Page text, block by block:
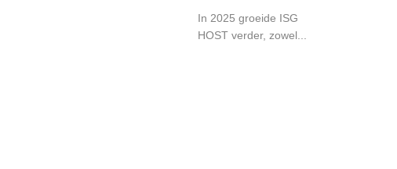
In 2025 groeide ISG
HOST verder, zowel...